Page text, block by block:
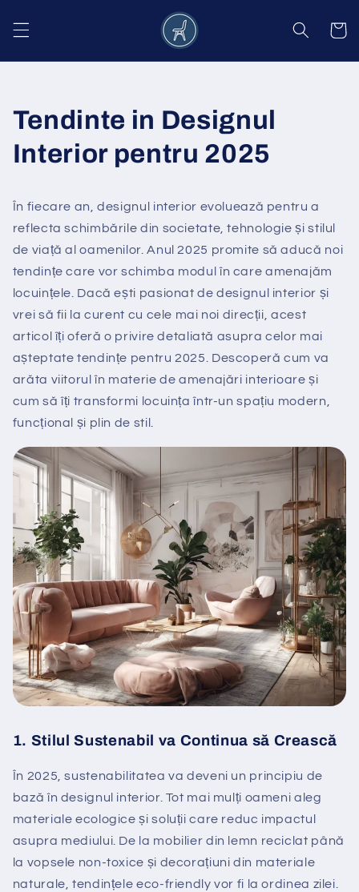
conținut
Coș
Tendinte in Designul
Interior pentru 2025
În fiecare an, designul interior evoluează pentru a
reflecta schimbările din societate, tehnologie și stilul
de viață al oamenilor. Anul 2025 promite să aducă noi
tendințe care vor schimba modul în care amenajăm
locuințele. Dacă ești pasionat de designul interior și
vrei să fii la curent cu cele mai noi direcții, acest
articol îți oferă o privire detaliată asupra celor mai
așteptate tendințe pentru 2025. Descoperă cum va
arăta viitorul în materie de amenajări interioare și
cum să îți transformi locuința într-un spațiu modern,
funcțional și plin de stil.
1. Stilul Sustenabil va Continua să Crească
În 2025, sustenabilitatea va deveni un principiu de
bază în designul interior. Tot mai mulți oameni aleg
materiale ecologice și soluții care reduc impactul
asupra mediului. De la mobilier din lemn reciclat până
la vopsele non-toxice și decorațiuni din materiale
naturale, tendințele eco-friendly vor fi la ordinea zilei.